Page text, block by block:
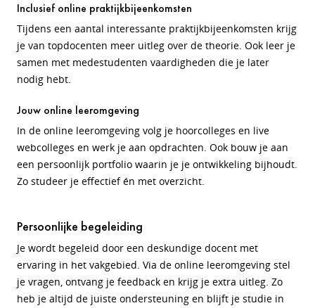
Inclusief online praktijkbijeenkomsten
Tijdens een aantal interessante praktijkbijeenkomsten krijg
je van topdocenten meer uitleg over de theorie. Ook leer je
samen met medestudenten vaardigheden die je later
nodig hebt.
Jouw online leeromgeving
In de online leeromgeving volg je hoorcolleges en live
webcolleges en werk je aan opdrachten. Ook bouw je aan
een persoonlijk portfolio waarin je je ontwikkeling bijhoudt.
Zo studeer je effectief én met overzicht.
Persoonlijke begeleiding
Je wordt begeleid door een deskundige docent met
ervaring in het vakgebied. Via de online leeromgeving stel
je vragen, ontvang je feedback en krijg je extra uitleg. Zo
heb je altijd de juiste ondersteuning en blijft je studie in